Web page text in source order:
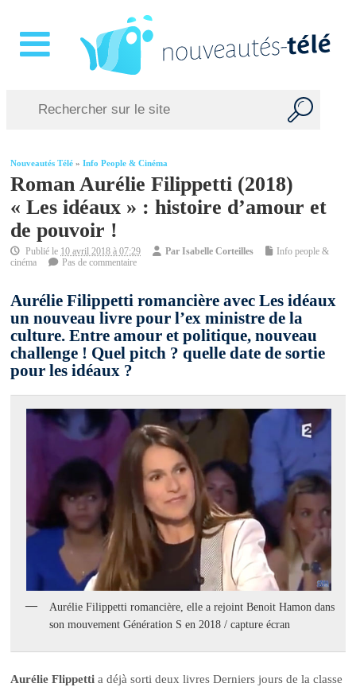
Nouveautés Télé »Info People & Cinéma
Roman Aurélie Filippetti (2018)
« Les idéaux » : histoire d’amour et
de pouvoir !
Publié le 10 avril 2018 à 07:29 ParIsabelle Corteilles
Info people &
cinéma
Pas de commentaire
Aurélie Filippetti romancière avec Les idéaux
un nouveau livre pour l’ex ministre de la
culture. Entre amour et politique, nouveau
challenge ! Quel pitch ? quelle date de sortie
pour les idéaux ?
Aurélie Filippetti romancière, elle a rejoint Benoit Hamon dans
son mouvement Génération S en 2018 / capture écran
Aurélie Flippetti a déjà sorti deux livres Derniers jours de la classe